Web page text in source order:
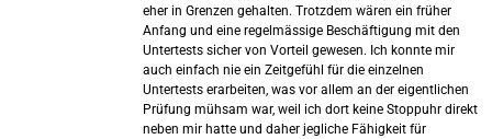
eher in Grenzen gehalten. Trotzdem wären ein früher
Anfang und eine regelmässige Beschäftigung mit den
Untertests sicher von Vorteil gewesen. Ich konnte mir
auch einfach nie ein Zeitgefühl für die einzelnen
Untertests erarbeiten, was vor allem an der eigentlichen
Prüfung mühsam war, weil ich dort keine Stoppuhr direkt
neben mir hatte und daher jegliche Fähigkeit für